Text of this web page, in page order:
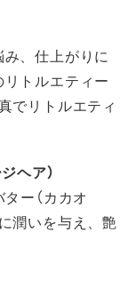
、仕上がりに
トルエティー
でリトルエティ
ヘア）
ー（カカオ
潤いを与え、艶